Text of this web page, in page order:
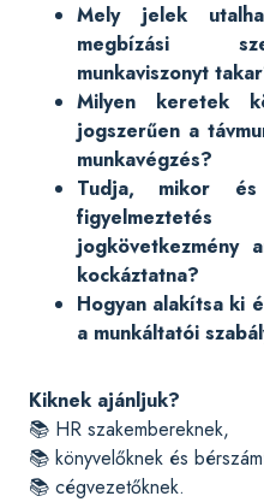
Mely jelek
megbízási
munkaviszonyt
Milyen keretek
jogszerűen a
munkavégzés?
Tudja, mikor és
jogkövetkezmény
kockáztatna?
Hogyan alakítsa ki
a munkáltatói
Kiknek ajánljuk?
📚 HR szakembereknek,
📚 könyvelőknek és
📚 cégvezetőknek.